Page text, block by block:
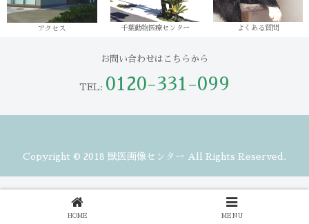
アクセス 千葉動物医療センター よくある質問
お問い合わせはこちらから
TEL: 0120-331-099
Copyright © 2018 獣医画像センター All Rights Reserved.
HOME MENU